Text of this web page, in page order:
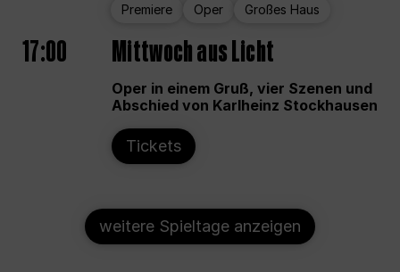
Premiere Oper Großes Haus
17:00 Mittwoch aus Licht
Oper in einem Gruß, vier Szenen und
Abschied von Karlheinz Stockhausen
Tickets
weitere Spieltage anzeigen